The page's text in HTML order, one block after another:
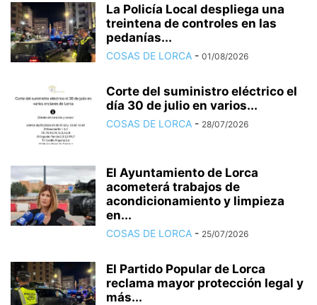
La Policía Local despliega una
treintena de controles en las
pedanías...
COSAS DE LORCA - 01/08/2026
Corte del suministro eléctrico el
día 30 de julio en varios...
COSAS DE LORCA - 28/07/2026
El Ayuntamiento de Lorca
acometerá trabajos de
acondicionamiento y limpieza
en...
COSAS DE LORCA - 25/07/2026
El Partido Popular de Lorca
reclama mayor protección legal y
más...